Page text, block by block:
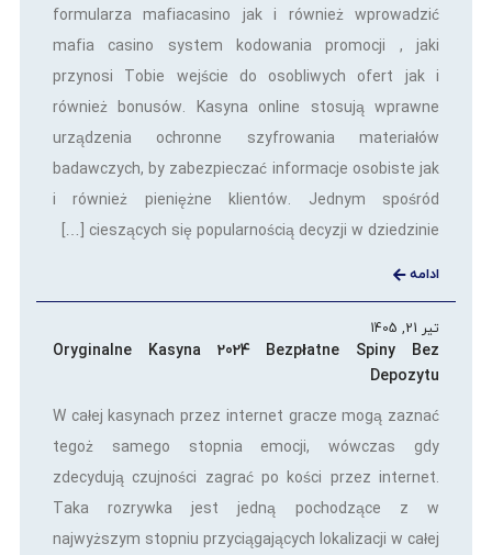
formularza mafiacasino jak i również wprowadzić
mafia casino system kodowania promocji , jaki
przynosi Tobie wejście do osobliwych ofert jak i
również bonusów. Kasyna online stosują wprawne
urządzenia ochronne szyfrowania materiałów
badawczych, by zabezpieczać informacje osobiste jak
i również pieniężne klientów. Jednym spośród
cieszących się popularnością decyzji w dziedzinie […]
ادامه
تیر 21, 1405
Oryginalne Kasyna 2024 Bezpłatne Spiny Bez
Depozytu
W całej kasynach przez internet gracze mogą zaznać
tegoż samego stopnia emocji, wówczas gdy
zdecydują czujności zagrać po kości przez internet.
Taka rozrywka jest jedną pochodzące z w
najwyższym stopniu przyciągających lokalizacji w całej